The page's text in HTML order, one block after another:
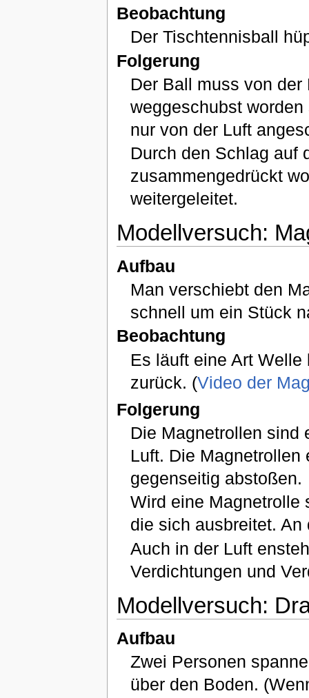
Beobachtung
Der Tischtennisball
Folgerung
Der Ball muss von
weggeschubst
nur von der Luft
Durch den Schlag auf
zusammengedrückt
weitergeleitet.
Modellversuch:
Aufbau
Man verschiebt den
schnell um ein Stück
Beobachtung
Es läuft eine Art
zurück. (Video der
Folgerung
Die Magnetrollen sind
Luft. Die
gegenseitig abstoßen.
Wird eine Magnetrolle
die sich ausbreitet.
Auch in der Luft
Verdichtungen und
Modellversuch:
Aufbau
Zwei Personen
über den Boden.